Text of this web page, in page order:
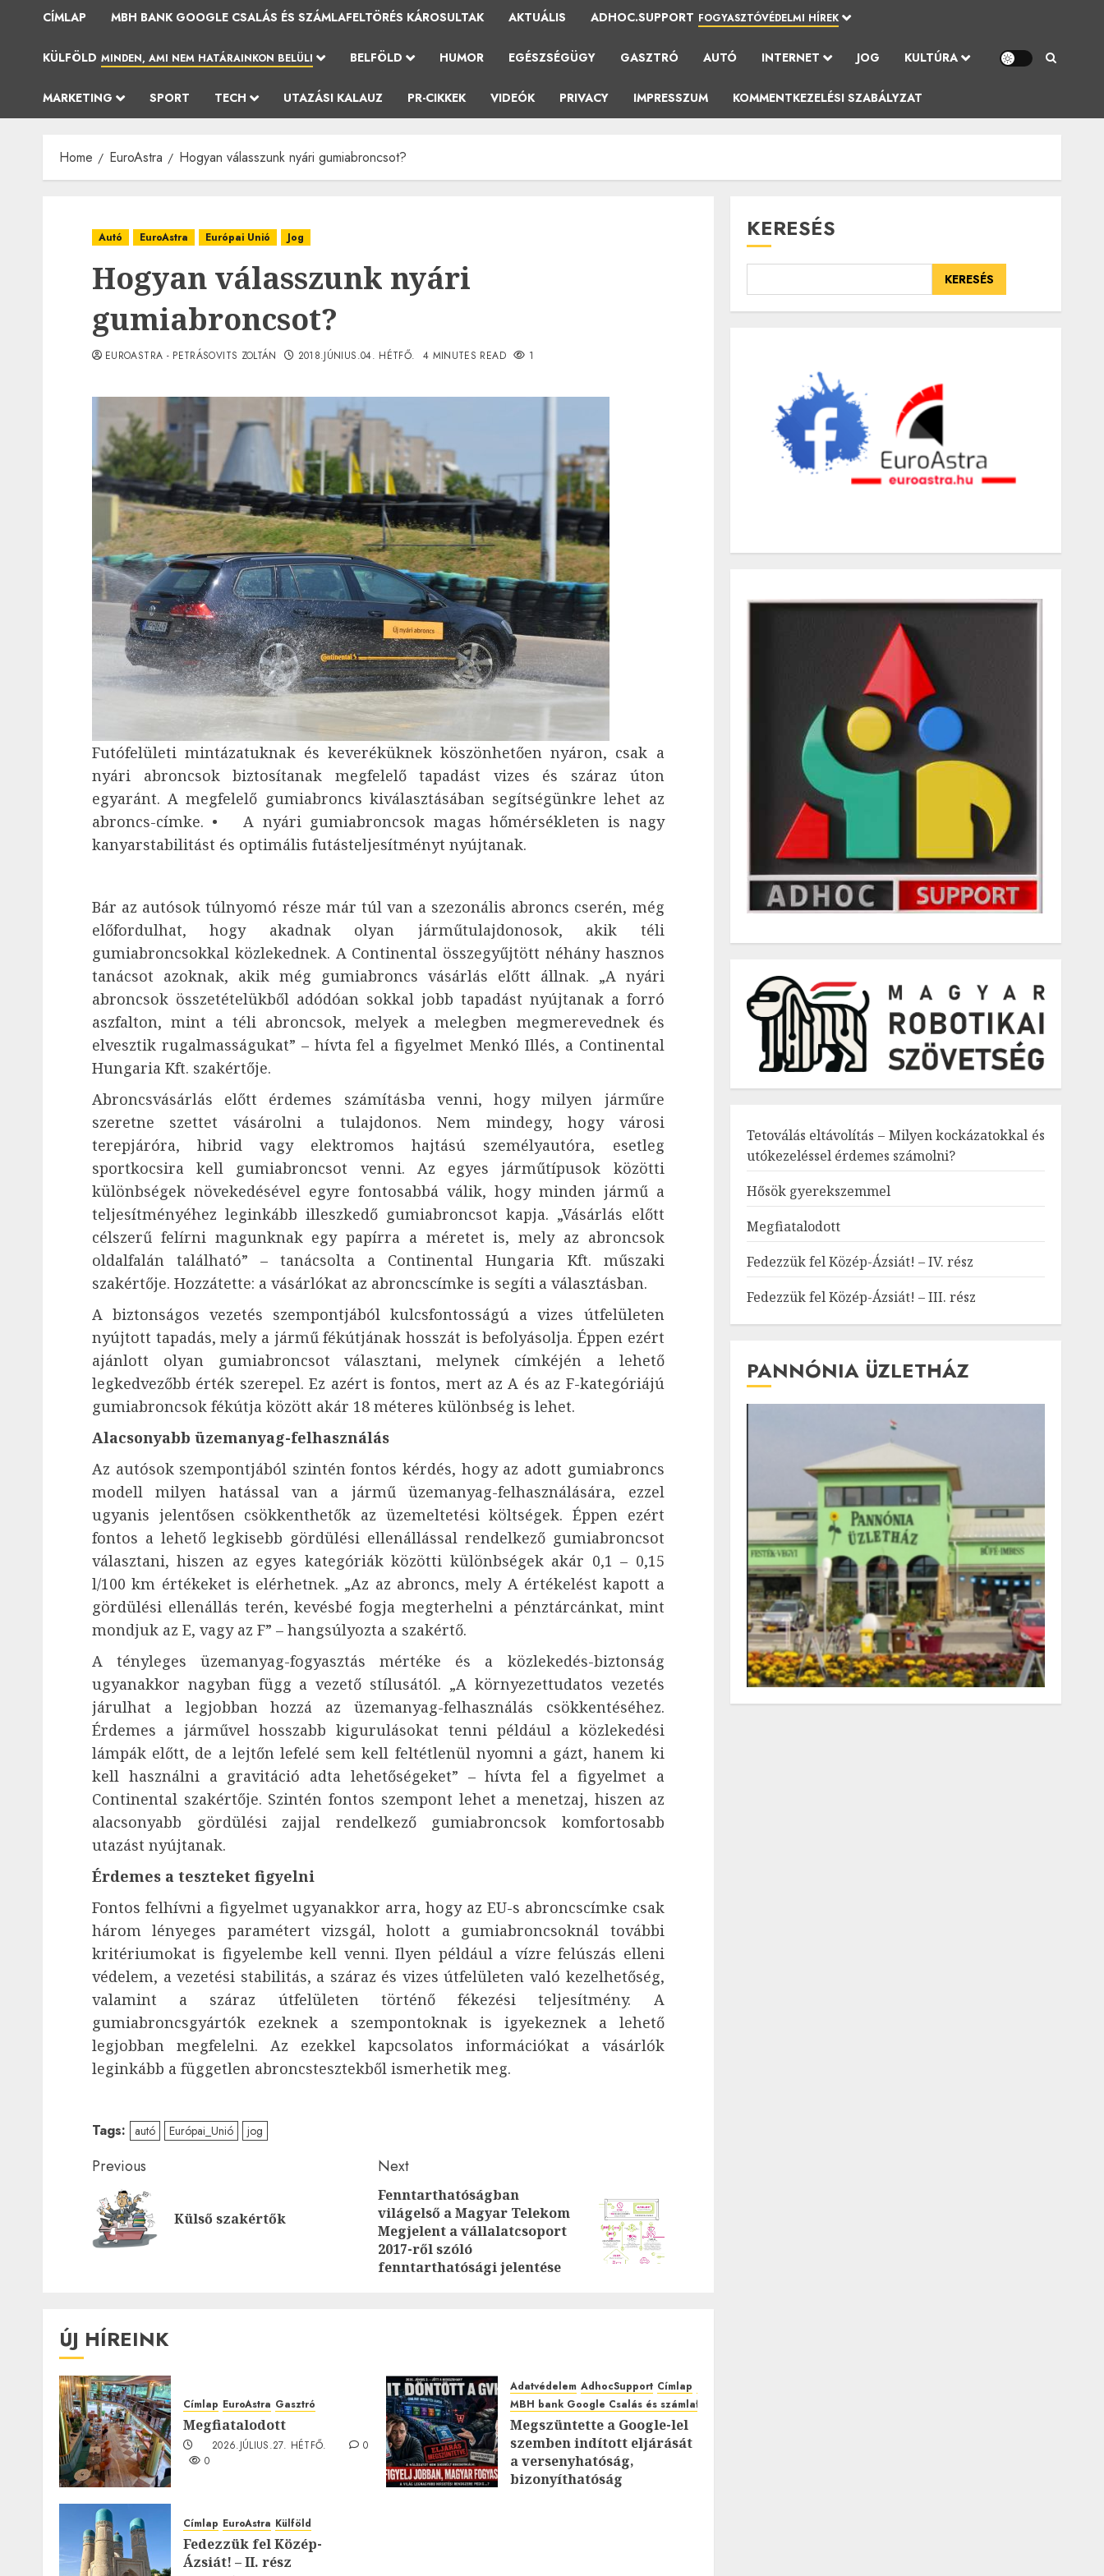
CÍMLAP MBH BANK GOOGLE CSALÁS ÉS SZÁMLAFELTÖRÉS KÁROSULTAK AKTUÁLIS ADHOC.SUPPORT FOGYASZTÓVÉDELMI HÍREK
KÜLFÖLD MINDEN, AMI NEM HATÁRAINKON BELÜLI BELFÖLD HUMOR EGÉSZSÉGÜGY GASZTRÓ AUTÓ INTERNET JOG KULTÚRA
MARKETING SPORT TECH UTAZÁSI KALAUZ PR-CIKKEK VIDEÓK PRIVACY IMPRESSZUM KOMMENTKEZELÉSI SZABÁLYZAT
Home EuroAstra Hogyan válasszunk nyári gumiabroncsot?
Autó EuroAstra Európai Unió Jog
Hogyan válasszunk nyári
gumiabroncsot?
EUROASTRA - PETRÁSOVITS ZOLTÁN 2018.JÚNIUS.04. HÉTFŐ. 4 MINUTES READ 1
Futófelületi mintázatuknak és keveréküknek köszönhetően nyáron, csak a
nyári abroncsok biztosítanak megfelelő tapadást vizes és száraz úton
egyaránt. A megfelelő gumiabroncs kiválasztásában segítségünkre lehet az
abroncs-címke. • A nyári gumiabroncsok magas hőmérsékleten is nagy
kanyarstabilitást és optimális futásteljesítményt nyújtanak.
Bár az autósok túlnyomó része már túl van a szezonális abroncs cserén, még
előfordulhat, hogy akadnak olyan járműtulajdonosok, akik téli
gumiabroncsokkal közlekednek. A Continental összegyűjtött néhány hasznos
tanácsot azoknak, akik még gumiabroncs vásárlás előtt állnak. „A nyári
abroncsok összetételükből adódóan sokkal jobb tapadást nyújtanak a forró
aszfalton, mint a téli abroncsok, melyek a melegben megmerevednek és
elvesztik rugalmasságukat” – hívta fel a figyelmet Menkó Illés, a Continental
Hungaria Kft. szakértője.
Abroncsvásárlás előtt érdemes számításba venni, hogy milyen járműre
szeretne szettet vásárolni a tulajdonos. Nem mindegy, hogy városi
terepjáróra, hibrid vagy elektromos hajtású személyautóra, esetleg
sportkocsira kell gumiabroncsot venni. Az egyes járműtípusok közötti
különbségek növekedésével egyre fontosabbá válik, hogy minden jármű a
teljesítményéhez leginkább illeszkedő gumiabroncsot kapja. „Vásárlás előtt
célszerű felírni magunknak egy papírra a méretet is, mely az abroncsok
oldalfalán található” – tanácsolta a Continental Hungaria Kft. műszaki
szakértője. Hozzátette: a vásárlókat az abroncscímke is segíti a választásban.
A biztonságos vezetés szempontjából kulcsfontosságú a vizes útfelületen
nyújtott tapadás, mely a jármű fékútjának hosszát is befolyásolja. Éppen ezért
ajánlott olyan gumiabroncsot választani, melynek címkéjén a lehető
legkedvezőbb érték szerepel. Ez azért is fontos, mert az A és az F-kategóriájú
gumiabroncsok fékútja között akár 18 méteres különbség is lehet.
Alacsonyabb üzemanyag-felhasználás
Az autósok szempontjából szintén fontos kérdés, hogy az adott gumiabroncs
modell milyen hatással van a jármű üzemanyag-felhasználására, ezzel
ugyanis jelentősen csökkenthetők az üzemeltetési költségek. Éppen ezért
fontos a lehető legkisebb gördülési ellenállással rendelkező gumiabroncsot
választani, hiszen az egyes kategóriák közötti különbségek akár 0,1 – 0,15
l/100 km értékeket is elérhetnek. „Az az abroncs, mely A értékelést kapott a
gördülési ellenállás terén, kevésbé fogja megterhelni a pénztárcánkat, mint
mondjuk az E, vagy az F” – hangsúlyozta a szakértő.
A tényleges üzemanyag-fogyasztás mértéke és a közlekedés-biztonság
ugyanakkor nagyban függ a vezető stílusától. „A környezettudatos vezetés
járulhat a legjobban hozzá az üzemanyag-felhasználás csökkentéséhez.
Érdemes a járművel hosszabb kigurulásokat tenni például a közlekedési
lámpák előtt, de a lejtőn lefelé sem kell feltétlenül nyomni a gázt, hanem ki
kell használni a gravitáció adta lehetőségeket” – hívta fel a figyelmet a
Continental szakértője. Szintén fontos szempont lehet a menetzaj, hiszen az
alacsonyabb gördülési zajjal rendelkező gumiabroncsok komfortosabb
utazást nyújtanak.
Érdemes a teszteket figyelni
Fontos felhívni a figyelmet ugyanakkor arra, hogy az EU-s abroncscímke csak
három lényeges paramétert vizsgál, holott a gumiabroncsoknál további
kritériumokat is figyelembe kell venni. Ilyen például a vízre felúszás elleni
védelem, a vezetési stabilitás, a száraz és vizes útfelületen való kezelhetőség,
valamint a száraz útfelületen történő fékezési teljesítmény. A
gumiabroncsgyártók ezeknek a szempontoknak is igyekeznek a lehető
legjobban megfelelni. Az ezekkel kapcsolatos információkat a vásárlók
leginkább a független abroncstesztekből ismerhetik meg.
Tags: autó Európai_Unió jog
Post
navigation
Previous
Previous
post:
Külső szakértők
Next
Next
post:
Fenntarthatóságban
világelső a Magyar Telekom
Megjelent a vállalatcsoport
2017-ről szóló
fenntarthatósági jelentése
ÚJ HÍREINK
Címlap EuroAstra Gasztró
Megfiatalodott
2026.JÚLIUS.27. HÉTFŐ.
0
0
Adatvédelem AdhocSupport Címlap
MBH bank Google Csalás és számlafeltörés károsultak
Megszüntette a Google-lel
szemben indított eljárását
a versenyhatóság,
bizonyíthatóság
Címlap EuroAstra Külföld
Fedezzük fel Közép-
Ázsiát! – II. rész
KERESÉS
KERESÉS
Tetoválás eltávolítás – Milyen kockázatokkal és
utókezeléssel érdemes számolni?
Hősök gyerekszemmel
Megfiatalodott
Fedezzük fel Közép-Ázsiát! – IV. rész
Fedezzük fel Közép-Ázsiát! – III. rész
PANNÓNIA ÜZLETHÁZ